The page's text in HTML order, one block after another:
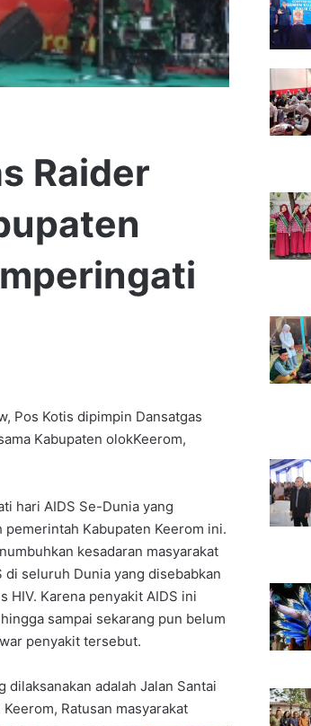
Raider
Pos Kotis dipimpin Dansatgas
Kabupaten olokKeerom,
hari AIDS Se-Dunia yang
Kabupaten Keerom ini.
kesadaran masyarakat
di seluruh Dunia yang disebabkan
HIV. Karena penyakit AIDS ini
sampai sekarang pun belum
penyakit tersebut.
dilaksanakan adalah Jalan Santai
Ratusan masyarakat